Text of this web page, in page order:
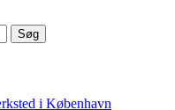
i København